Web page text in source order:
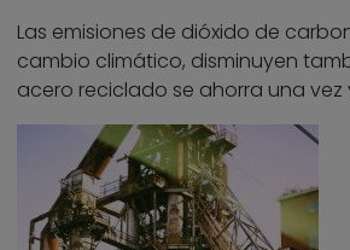
Las emisiones de dióxido de
cambio climático, disminuyen
acero reciclado se ahorra una vez